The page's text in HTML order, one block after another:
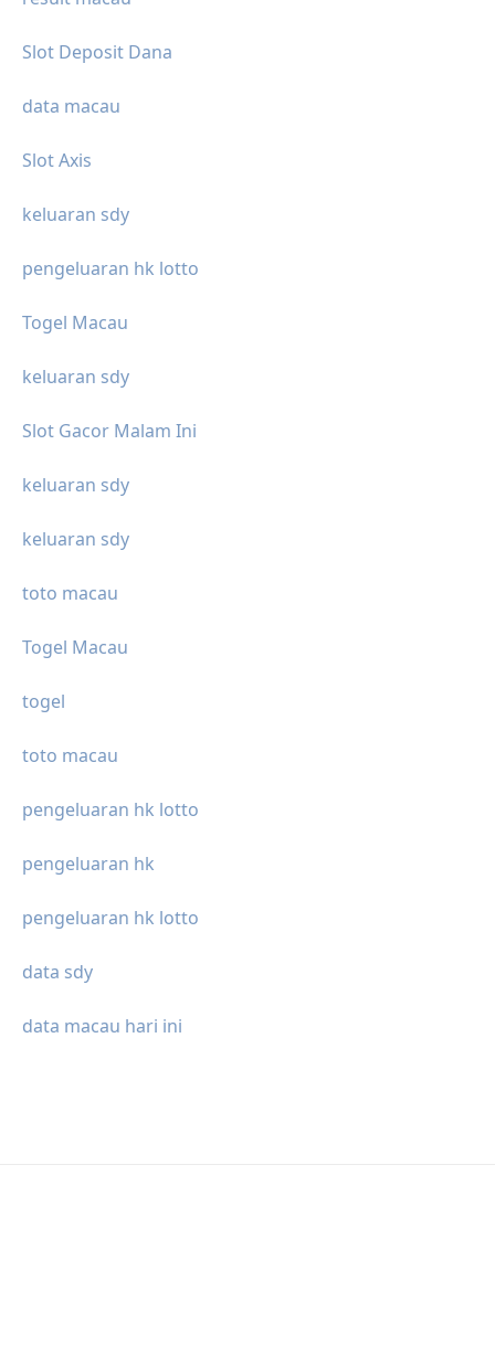
Slot Deposit Dana
data macau
Slot Axis
keluaran sdy
pengeluaran hk lotto
Togel Macau
keluaran sdy
Slot Gacor Malam Ini
keluaran sdy
keluaran sdy
toto macau
Togel Macau
togel
toto macau
pengeluaran hk lotto
pengeluaran hk
pengeluaran hk lotto
data sdy
data macau hari ini